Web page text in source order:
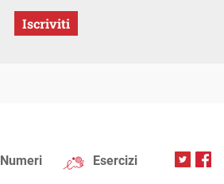
Iscriviti
Numeri Esercizi